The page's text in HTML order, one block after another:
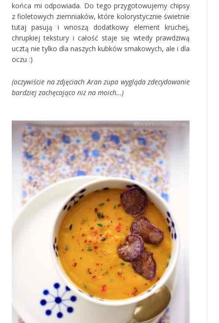
końca mi odpowiada. Do tego przygotowujemy chipsy
z fioletowych ziemniaków, które kolorystycznie świetnie
tutaj pasują i wnoszą dodatkowy element kruchej,
chrupkiej tekstury i całość staje się wtedy prawdziwą
ucztą nie tylko dla naszych kubków smakowych, ale i dla
oczu :)
(oczywiście na zdjęciach Aran zupa wygląda zdecydowanie
bardziej zachęcająco niż na moich…)